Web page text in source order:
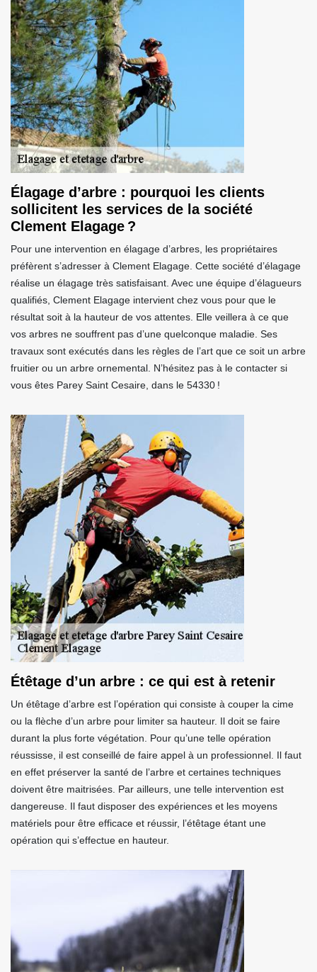
Élagage d’arbre : pourquoi les clients
sollicitent les services de la société
Clement Elagage ?
Pour une intervention en élagage d’arbres, les propriétaires
préfèrent s’adresser à Clement Elagage. Cette société d’élagage
réalise un élagage très satisfaisant. Avec une équipe d’élagueurs
qualifiés, Clement Elagage intervient chez vous pour que le
résultat soit à la hauteur de vos attentes. Elle veillera à ce que
vos arbres ne souffrent pas d’une quelconque maladie. Ses
travaux sont exécutés dans les règles de l’art que ce soit un arbre
fruitier ou un arbre ornemental. N’hésitez pas à le contacter si
vous êtes Parey Saint Cesaire, dans le 54330 !
Étêtage d’un arbre : ce qui est à retenir
Un étêtage d’arbre est l’opération qui consiste à couper la cime
ou la flèche d’un arbre pour limiter sa hauteur. Il doit se faire
durant la plus forte végétation. Pour qu’une telle opération
réussisse, il est conseillé de faire appel à un professionnel. Il faut
en effet préserver la santé de l’arbre et certaines techniques
doivent être maitrisées. Par ailleurs, une telle intervention est
dangereuse. Il faut disposer des expériences et les moyens
matériels pour être efficace et réussir, l’étêtage étant une
opération qui s’effectue en hauteur.